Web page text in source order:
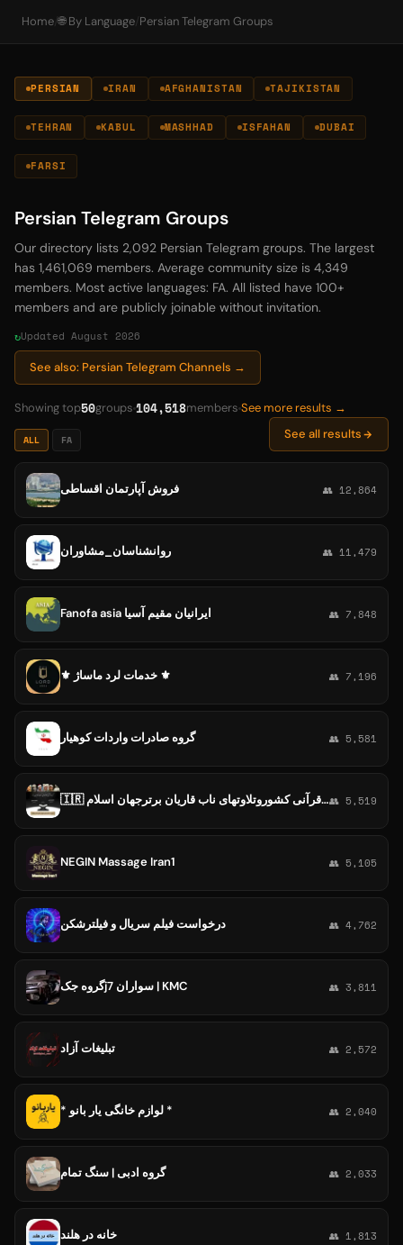
Home/🌐 By Language/ Persian Telegram Groups
PERSIAN IRAN AFGHANISTAN TAJIKISTAN
TEHRAN KABUL MASHHAD ISFAHAN DUBAI
FARSI
Persian Telegram Groups
Our directory lists 2,092 Persian Telegram groups. The largest
has 1,461,069 members. Average community size is 4,349
members. Most active languages: FA. All listed have 100+
members and are publicly joinable without invitation.
Updated August 2026
See also: Persian Telegram Channels →
Showing top50groups 104,518members See more results →
ALL FA See all results
فروش آپارتمان اقساطی 👥 12,864
روانشناسان_مشاوران 👥 11,479
Fanofa asia ایرانیان مقیم آسیا 👥 7,848
⚜ خدمات لرد ماساژ ⚜ 👥 7,196
گروه صادرات واردات کوهیار 👥 5,581
🇮🇷 گروه بین المللی قرآنی کشوروتلاوتهای ناب قاریان برترجهان اسلام 🇮🇷👥 5,519
NEGIN Massage Iran1 👥 5,105
درخواست فیلم سریال و فیلترشکن 👥 4,762
گروه جکj7 سواران | KMC 👥 3,811
تبلیغات آزاد 👥 2,572
* لوازم خانگی یار بانو * 👥 2,040
گروه ادبی | سنگ تمام 👥 2,033
خانه در هلند 👥 1,813